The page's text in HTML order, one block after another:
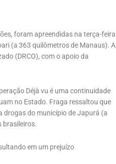
foram apreendidas na terça-feira
(a 363 quilômetros de Manaus). A
(DRCO), com o apoio da
Déjà vu é uma continuidade
no Estado. Fraga ressaltou que
drogas do município de Japurá (a
brasileiros.
em um prejuízo